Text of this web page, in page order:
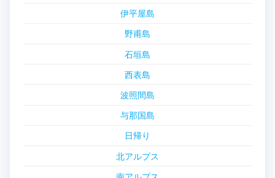
伊平屋島
野甫島
石垣島
西表島
波照間島
与那国島
日帰り
北アルプス